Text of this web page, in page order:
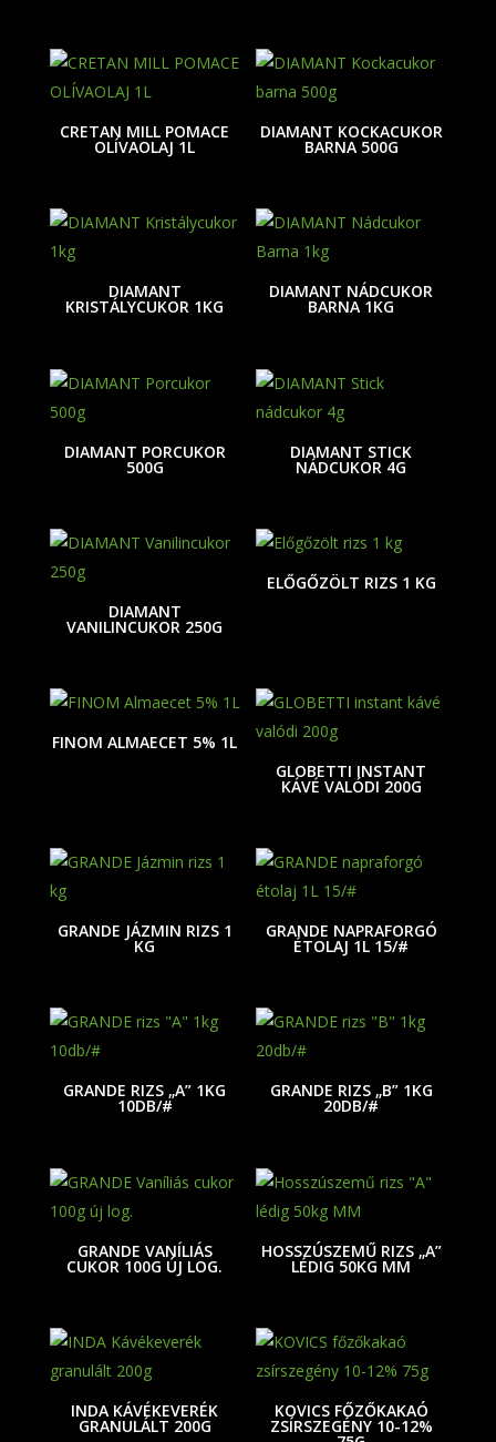
CRETAN MILL POMACE
OLÍVAOLAJ 1L
DIAMANT KOCKACUKOR
BARNA 500G
DIAMANT
KRISTÁLYCUKOR 1KG
DIAMANT NÁDCUKOR
BARNA 1KG
DIAMANT PORCUKOR
500G
DIAMANT STICK
NÁDCUKOR 4G
DIAMANT
VANILINCUKOR 250G
ELŐGŐZÖLT RIZS 1 KG
FINOM ALMAECET 5% 1L
GLOBETTI INSTANT
KÁVÉ VALÓDI 200G
GRANDE JÁZMIN RIZS 1
KG
GRANDE NAPRAFORGÓ
ÉTOLAJ 1L 15/#
GRANDE RIZS „A” 1KG
10DB/#
GRANDE RIZS „B” 1KG
20DB/#
GRANDE VANÍLIÁS
CUKOR 100G ÚJ LOG.
HOSSZÚSZEMŰ RIZS „A”
LÉDIG 50KG MM
INDA KÁVÉKEVERÉK
GRANULÁLT 200G
KOVICS FŐZŐKAKAÓ
ZSÍRSZEGÉNY 10-12%